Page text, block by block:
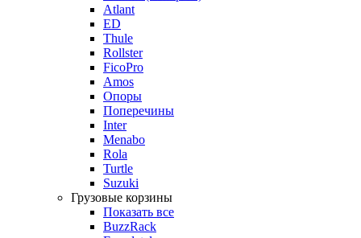
Atlant
ED
Thule
Rollster
FicoPro
Amos
Опоры
Поперечины
Inter
Menabo
Rola
Turtle
Suzuki
Грузовые корзины
Показать все
BuzzRack